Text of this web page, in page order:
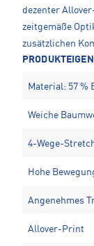
dezenter
zeitgemäße
zusätzlichen
Material: 57 %
Weiche
4-Wege-
Hohe
Angenehmes
Allover-Print